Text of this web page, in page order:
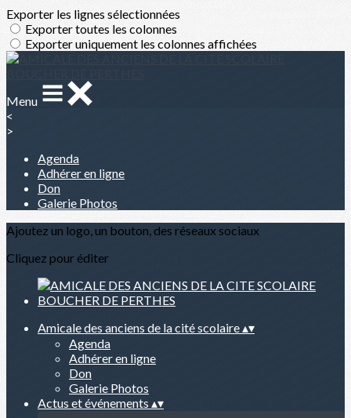
Exporter les lignes sélectionnées
Exporter toutes les colonnes
Exporter uniquement les colonnes affichées
Menu
<
>
Agenda
Adhérer en ligne
Don
Galerie Photos
Ajoutez un logo, un bouton, des réseaux sociaux
Cliquez pour éditer
Amicale des anciens de la cité scolaire▴▾
Agenda
Adhérer en ligne
Don
Galerie Photos
Actus et événements ▴▾